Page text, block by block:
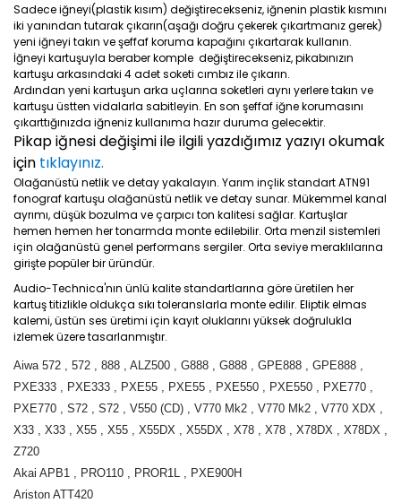
Sadece iğneyi(plastik kısım) değiştirecekseniz, iğnenin plastik kısmını
iki yanından tutarak çıkarın(aşağı doğru çekerek çıkartmanız gerek)
yeni iğneyi takın ve şeffaf koruma kapağını çıkartarak kullanın.
İğneyi kartuşuyla beraber komple değiştirecekseniz, pikabınızın
kartuşu arkasındaki 4 adet soketi cımbız ile çıkarın.
Ardından yeni kartuşun arka uçlarına soketleri aynı yerlere takın ve
kartuşu üstten vidalarla sabitleyin. En son şeffaf iğne korumasını
çıkarttığınızda iğneniz kullanıma hazır duruma gelecektir.
Pikap iğnesi değişimi ile ilgili yazdığımız yazıyı okumak
için tıklayınız.
Olağanüstü netlik ve detay yakalayın. Yarım inçlik standart ATN91
fonograf kartuşu olağanüstü netlik ve detay sunar. Mükemmel kanal
ayrımı, düşük bozulma ve çarpıcı ton kalitesi sağlar. Kartuşlar
hemen hemen her tonarmda monte edilebilir. Orta menzil sistemleri
için olağanüstü genel performans sergiler. Orta seviye meraklılarına
girişte popüler bir üründür.
Audio-Technica'nın ünlü kalite standartlarına göre üretilen her
kartuş titizlikle oldukça sıkı toleranslarla monte edilir. Eliptik elmas
kalemi, üstün ses üretimi için kayıt oluklarını yüksek doğrulukla
izlemek üzere tasarlanmıştır.
Aiwa 572 , 572 , 888 , ALZ500 , G888 , G888 , GPE888 , GPE888 ,
PXE333 , PXE333 , PXE55 , PXE55 , PXE550 , PXE550 , PXE770 ,
PXE770 , S72 , S72 , V550 (CD) , V770 Mk2 , V770 Mk2 , V770 XDX ,
X33 , X33 , X55 , X55 , X55DX , X55DX , X78 , X78 , X78DX , X78DX ,
Z720
Akai APB1 , PRO110 , PROR1L , PXE900H
Ariston ATT420